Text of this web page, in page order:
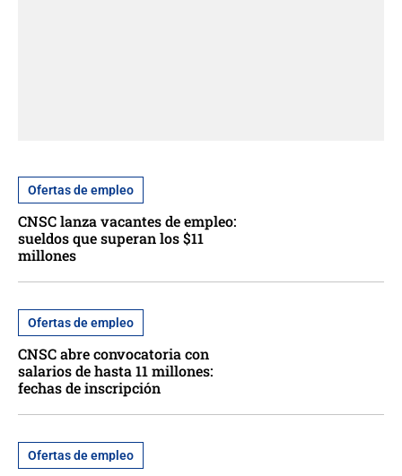
Ofertas de empleo
CNSC lanza vacantes de empleo:
sueldos que superan los $11
millones
Ofertas de empleo
CNSC abre convocatoria con
salarios de hasta 11 millones:
fechas de inscripción
Ofertas de empleo